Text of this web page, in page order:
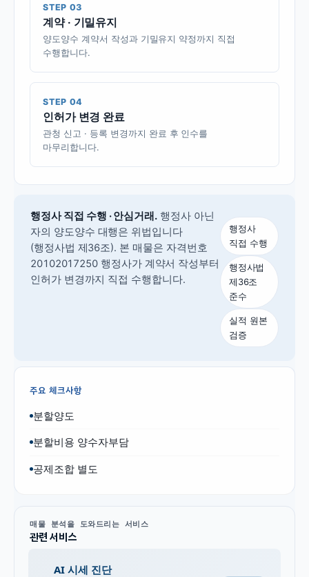
STEP 03
계약 · 기밀유지
양도양수 계약서 작성과 기밀유지 약정까지 직접
수행합니다.
STEP 04
인허가 변경 완료
관청 신고 · 등록 변경까지 완료 후 인수를
마무리합니다.
행정사 직접 수행 · 안심거래. 행정사 아닌
자의 양도양수 대행은 위법입니다
(행정사법 제36조). 본 매물은 자격번호
20102017250 행정사가 계약서 작성부터
인허가 변경까지 직접 수행합니다.
행정사
직접 수행
행정사법
제36조
준수
실적 원본
검증
주요 체크사항
분할양도
분할비용 양수자부담
공제조합 별도
매물 분석을 도와드리는 서비스
관련 서비스
AI 시세 진단